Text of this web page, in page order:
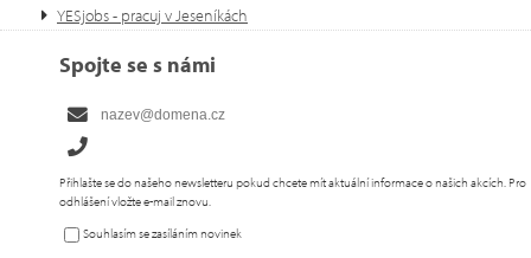
YESjobs - pracuj v Jeseníkách
Spojte se s námi
Přihlašte se do našeho newsletteru pokud chcete mít aktuální informace o našich akcích. Pro
odhlášení vložte e-mail znovu.
Souhlasím se zasíláním novinek